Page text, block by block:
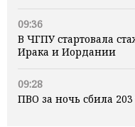
09:36
В ЧГПУ стартовала
Ирака и Иордании
09:28
ПВО за ночь сбила